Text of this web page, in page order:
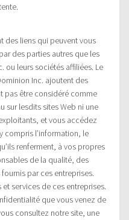
des liens qui peuvent vous
des parties autres que les
ou leurs sociétés affiliées. Le
Inc. ajoutent des
pas être considéré comme
sur lesdits sites Web ni une
et vous accédez
compris l’information, le
renferment, à vos propres
de la qualité, des
par ces entreprises.
services de ces entreprises.
que vous venez de
consultez notre site, une